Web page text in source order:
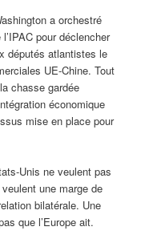
a orchestré
pour déclencher
députés atlantistes le
UE-Chine. Tout
chasse gardée
économique
mise en place pour
Unis ne veulent pas
une marge de
bilatérale. Une
que l’Europe ait.